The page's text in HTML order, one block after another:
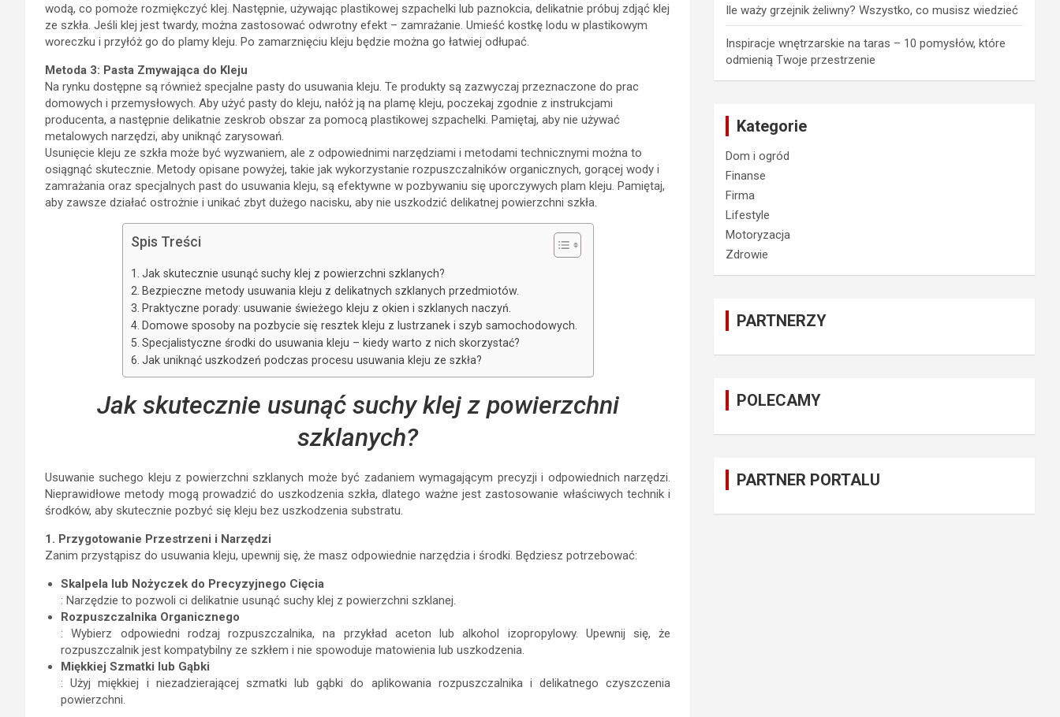
wodą, co pomoże rozmiękczyć klej. Następnie, używając plastikowej szpachelki lub paznokcia, delikatnie próbuj zdjąć klej
ze szkła. Jeśli klej jest twardy, można zastosować odwrotny efekt – zamrażanie. Umieść kostkę lodu w plastikowym
woreczku i przyłóż go do plamy kleju. Po zamarznięciu kleju będzie można go łatwiej odłupać.
Metoda 3: Pasta Zmywająca do Kleju
Na rynku dostępne są również specjalne pasty do usuwania kleju. Te produkty są zazwyczaj przeznaczone do prac
domowych i przemysłowych. Aby użyć pasty do kleju, nałóż ją na plamę kleju, poczekaj zgodnie z instrukcjami
producenta, a następnie delikatnie zeskrob obszar za pomocą plastikowej szpachelki. Pamiętaj, aby nie używać
metalowych narzędzi, aby uniknąć zarysowań.
Usunięcie kleju ze szkła może być wyzwaniem, ale z odpowiednimi narzędziami i metodami technicznymi można to
osiągnąć skutecznie. Metody opisane powyżej, takie jak wykorzystanie rozpuszczalników organicznych, gorącej wody i
zamrażania oraz specjalnych past do usuwania kleju, są efektywne w pozbywaniu się uporczywych plam kleju. Pamiętaj,
aby zawsze działać ostrożnie i unikać zbyt dużego nacisku, aby nie uszkodzić delikatnej powierzchni szkła.
Spis Treści
Jak skutecznie usunąć suchy klej z powierzchni szklanych?
Bezpieczne metody usuwania kleju z delikatnych szklanych przedmiotów.
Praktyczne porady: usuwanie świeżego kleju z okien i szklanych naczyń.
Domowe sposoby na pozbycie się resztek kleju z lustrzanek i szyb samochodowych.
Specjalistyczne środki do usuwania kleju – kiedy warto z nich skorzystać?
Jak uniknąć uszkodzeń podczas procesu usuwania kleju ze szkła?
Jak skutecznie usunąć suchy klej z powierzchni
szklanych?
Usuwanie suchego kleju z powierzchni szklanych może być zadaniem wymagającym precyzji i odpowiednich narzędzi.
Nieprawidłowe metody mogą prowadzić do uszkodzenia szkła, dlatego ważne jest zastosowanie właściwych technik i
środków, aby skutecznie pozbyć się kleju bez uszkodzenia substratu.
1. Przygotowanie Przestrzeni i Narzędzi
Zanim przystąpisz do usuwania kleju, upewnij się, że masz odpowiednie narzędzia i środki. Będziesz potrzebować:
Skalpela lub Nożyczek do Precyzyjnego Cięcia
: Narzędzie to pozwoli ci delikatnie usunąć suchy klej z powierzchni szklanej.
Rozpuszczalnika Organicznego
: Wybierz odpowiedni rodzaj rozpuszczalnika, na przykład aceton lub alkohol izopropylowy. Upewnij się, że
rozpuszczalnik jest kompatybilny ze szkłem i nie spowoduje matowienia lub uszkodzenia.
Miękkiej Szmatki lub Gąbki
: Użyj miękkiej i niezadzierającej szmatki lub gąbki do aplikowania rozpuszczalnika i delikatnego czyszczenia
powierzchni.
Ile waży grzejnik żeliwny? Wszystko, co musisz wiedzieć
Inspiracje wnętrzarskie na taras – 10 pomysłów, które
odmienią Twoje przestrzenie
Kategorie
Dom i ogród
Finanse
Firma
Lifestyle
Motoryzacja
Zdrowie
PARTNERZY
POLECAMY
PARTNER PORTALU